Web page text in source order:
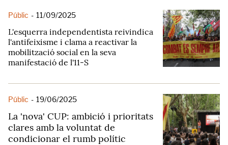
Públic - 11/09/2025
L'esquerra independentista reivindica
l'antifeixisme i clama a reactivar la
mobilització social en la seva
manifestació de l'11-S
Públic - 19/06/2025
La 'nova' CUP: ambició i prioritats
clares amb la voluntat de
condicionar el rumb polític